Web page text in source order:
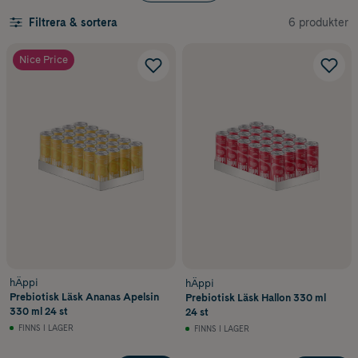
Filtrera & sortera 6 produkter
Nice Price
hÄppi
Prebiotisk Läsk Ananas Apelsin
330 ml 24 st
FINNS I LAGER
hÄppi
Prebiotisk Läsk Hallon 330 ml
24 st
FINNS I LAGER